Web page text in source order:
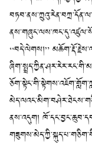
“བདེ་ལེགས།”
ནས་འདུག།